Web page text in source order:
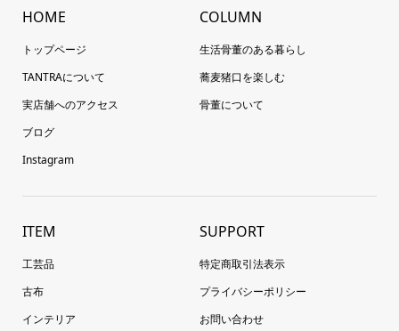
HOME
トップページ
TANTRAについて
実店舗へのアクセス
ブログ
Instagram
COLUMN
生活骨董のある暮らし
蕎麦猪口を楽しむ
骨董について
ITEM
工芸品
古布
インテリア
SUPPORT
特定商取引法表示
プライバシーポリシー
お問い合わせ